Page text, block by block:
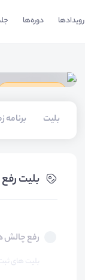
رویدادها دوره‌ها
بلیت‌ برنامه
بلیت‌
رفع چالش
بلیت های ثبت نام تا